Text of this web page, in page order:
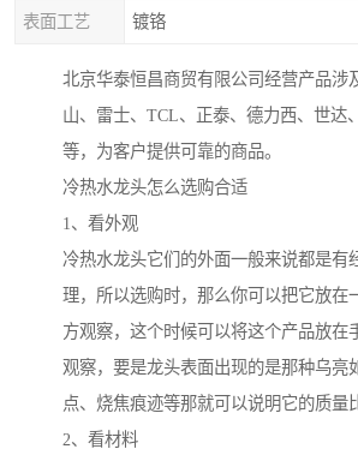
表面工艺 镀铬
北京华泰恒昌商贸有限公司经营产品涉
山、雷士、TCL、正泰、德力西、世达
等，为客户提供可靠的商品。
冷热水龙头怎么选购合适
1、看外观
冷热水龙头它们的外面一般来说都是有
理，所以选购时，那么你可以把它放在
方观察，这个时候可以将这个产品放在
观察，要是龙头表面出现的是那种乌亮
点、烧焦痕迹等那就可以说明它的质量
2、看材料